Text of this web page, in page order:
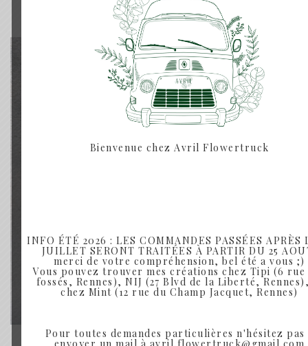
Rupture de Stock
LE LAVANDIN
Bienvenue chez Avril Flowertruck
INFO ÉTÉ 2026 : LES COMMANDES PASSÉES APRÈS
JUILLET SERONT TRAITÉES À PARTIR DU 25
merci de votre compréhension, bel été a vous ;)
Vous pouvez trouver mes créations chez Tipi (6 rue
fossés, Rennes), NIJ (27 Blvd de la Liberté,
chez Mint (12 rue du Champ Jacquet, Rennes)
Pour toutes demandes particulières n'hésitez pas